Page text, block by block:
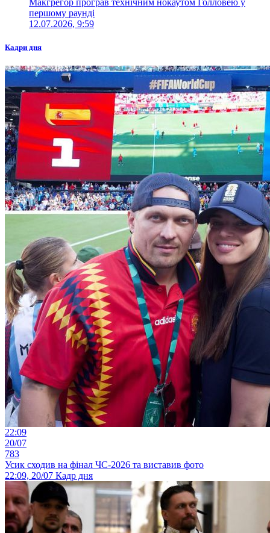
Макгрегор програв технічним нокаутом Голловею у
першому раунді
12.07.2026, 9:59
Кадри дня
22:09
20/07
783
Усик сходив на фінал ЧС-2026 та виставив фото
22:09, 20/07 Кадр дня